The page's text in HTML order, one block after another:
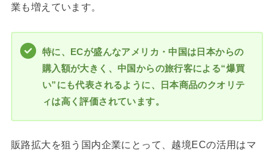
業も増えています。
特に、ECが盛んなアメリカ・中国は日本からの
購入額が大きく、中国からの旅行客による“爆買
い”にも代表されるように、日本商品のクオリテ
ィは高く評価されています。
販路拡大を狙う国内企業にとって、越境ECの活用はマ